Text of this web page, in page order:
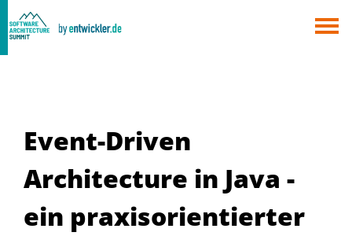
Event-Driven
Architecture in Java -
ein praxisorientierter
Alle